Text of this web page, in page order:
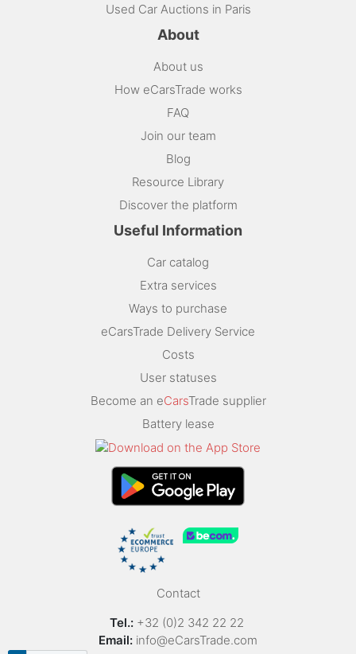
Used Car Auctions in Paris
About
About us
How eCarsTrade works
FAQ
Join our team
Blog
Resource Library
Discover the platform
Useful Information
Car catalog
Extra services
Ways to purchase
eCarsTrade Delivery Service
Costs
User statuses
Become an eCarsTrade supplier
Battery lease
Contact
Tel.: +32 (0)2 342 22 22
Email: info@eCarsTrade.com